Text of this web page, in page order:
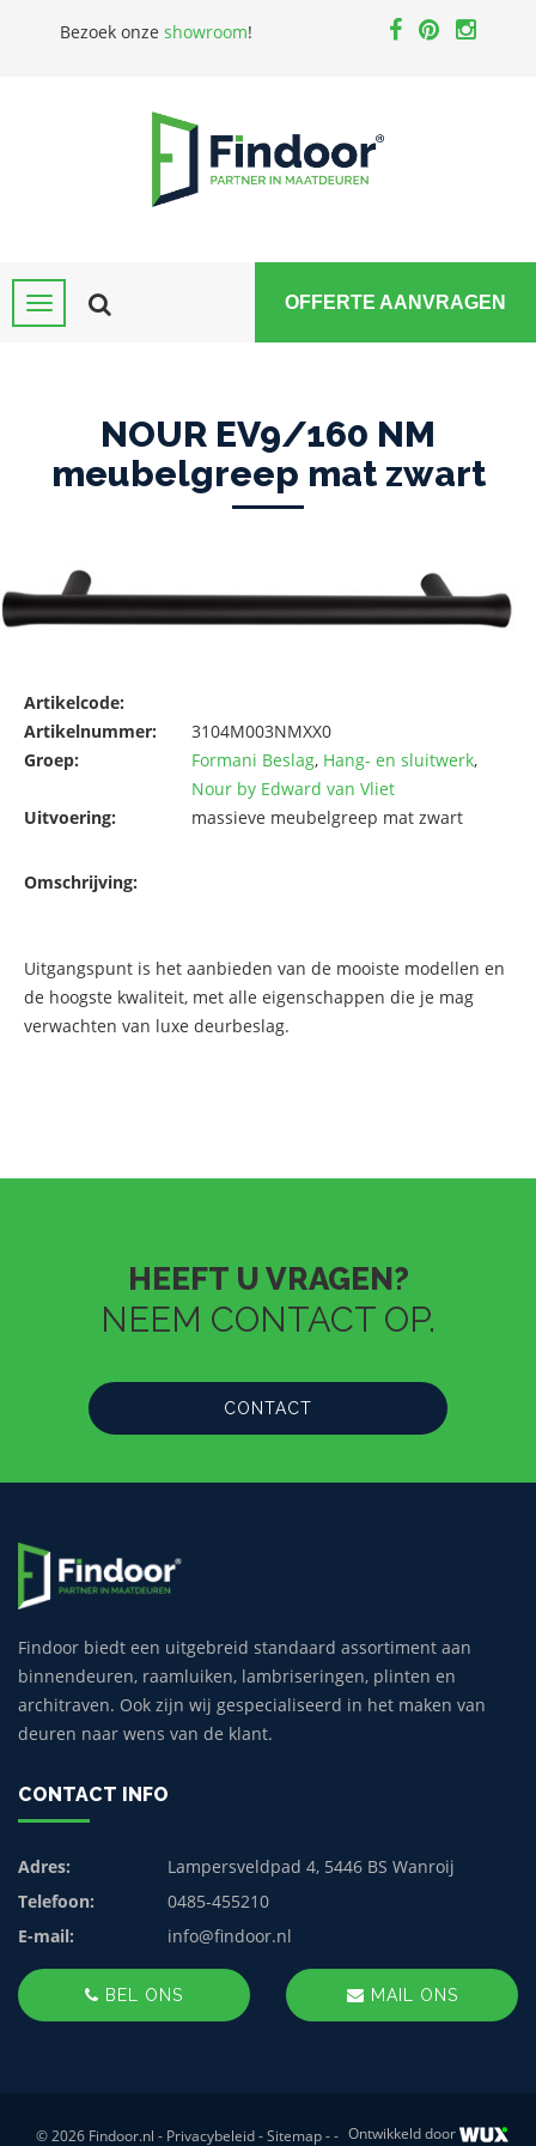
Bezoek onze showroom!
OFFERTE AANVRAGEN
NOUR EV9/160 NM
meubelgreep mat zwart
Artikelcode:
Artikelnummer:
3104M003NMXX0
Groep:
Formani Beslag, Hang- en sluitwerk,
Nour by Edward van Vliet
Uitvoering:
massieve meubelgreep mat zwart
Omschrijving:
Uitgangspunt is het aanbieden van de mooiste modellen en
de hoogste kwaliteit, met alle eigenschappen die je mag
verwachten van luxe deurbeslag.
HEEFT U VRAGEN?
NEEM CONTACT OP.
CONTACT
Findoor biedt een uitgebreid standaard assortiment aan
binnendeuren, raamluiken, lambriseringen, plinten en
architraven. Ook zijn wij gespecialiseerd in het maken van
deuren naar wens van de klant.
CONTACT INFO
Adres:
Lampersveldpad 4, 5446 BS Wanroij
Telefoon:
0485-455210
E-mail:
info@findoor.nl
BEL ONS MAIL ONS
© 2026 Findoor.nl - Privacybeleid-Sitemap-- Ontwikkeld door